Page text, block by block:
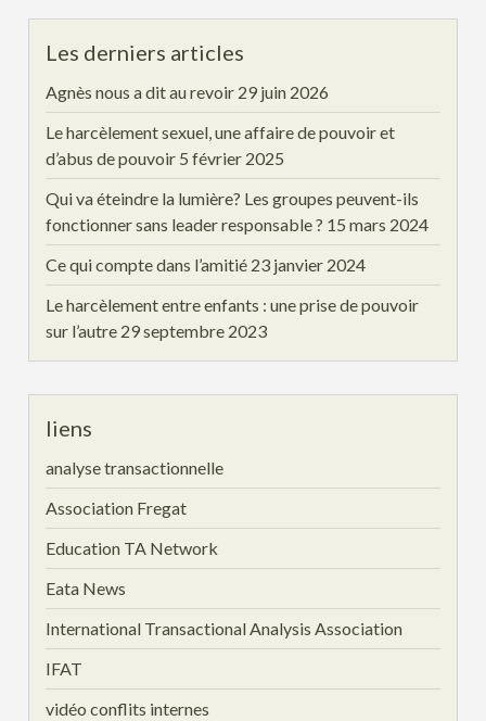
Les derniers articles
Agnès nous a dit au revoir 29 juin 2026
Le harcèlement sexuel, une affaire de pouvoir et
d’abus de pouvoir 5 février 2025
Qui va éteindre la lumière? Les groupes peuvent-ils
fonctionner sans leader responsable ? 15 mars 2024
Ce qui compte dans l’amitié 23 janvier 2024
Le harcèlement entre enfants : une prise de pouvoir
sur l’autre 29 septembre 2023
liens
analyse transactionnelle
Association Fregat
Education TA Network
Eata News
International Transactional Analysis Association
IFAT
vidéo conflits internes